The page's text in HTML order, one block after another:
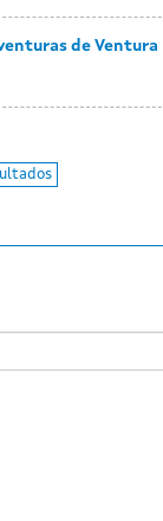
de Ventura